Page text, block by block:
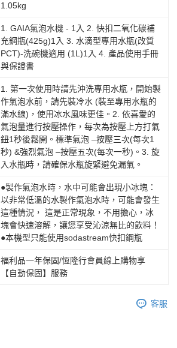
1.05kg
1. GAIA氣泡水機 - 1入 2. 快扣二氧化碳補
充鋼瓶(425g)1入 3. 水滴型專用水瓶(改質
PCT)-洗碗機適用 (1L)1入 4. 產品使用手冊
與保證書
1. 第一次使用時請先沖洗專用水瓶，開始製
作氣泡水前，請先裝冷水 (裝至專用水瓶的
滿水線)，使用冰水風味更佳。2. 依喜愛的
氣泡量進行按壓操作，每次為按壓上方打氣
鈕1秒後鬆開。標準氣泡 –按壓三次(每次1
秒) &強烈氣泡 –按壓五次(每次一秒)。3. 旋
入水瓶時，請確保水瓶旋緊避免漏氣。
●製作氣泡水時，水中可能會出現小冰塊：
以非常低溫的水製作氣泡水時，可能會發生
這種情況， 這是正常現象，不用擔心，冰
塊會快速溶解，讓您享受沁涼無比的飲料！
●本機型只能使用sodastream快扣鋼瓶
福利品一年保固/恆隆行會員線上購物享
【自動保固】服務
客服